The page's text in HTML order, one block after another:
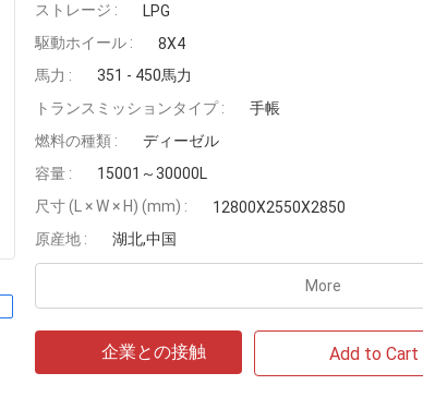
ストレージ :
LPG
駆動ホイール :
8X4
馬力 :
351 - 450馬力
トランスミッションタイプ :
手帳
燃料の種類 :
ディーゼル
容量 :
15001～30000L
尺寸 (L × W × H) (mm) :
12800X2550X2850
原産地 :
湖北,中国
More
企業との接触 Add to Cart